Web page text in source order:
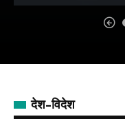
देश-विदेश